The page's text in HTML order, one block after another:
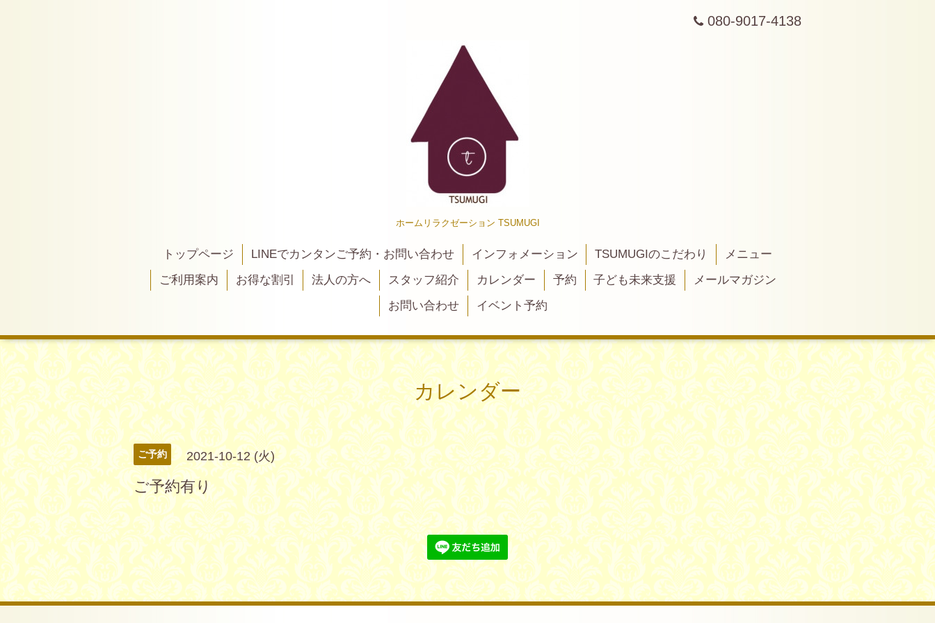
080-9017-4138
ホームリラクゼーション TSUMUGI
トップページ LINEでカンタンご予約・お問い合わせ インフォメーション TSUMUGIのこだわり
メニュー
ご利用案内
お得な割引 法人の方へ スタッフ紹介 カレンダー 予約 子ども未来支援
メールマガジン
お問い合わせ
イベント予約
カレンダー
ご予約 2021-10-12 (火)
ご予約有り